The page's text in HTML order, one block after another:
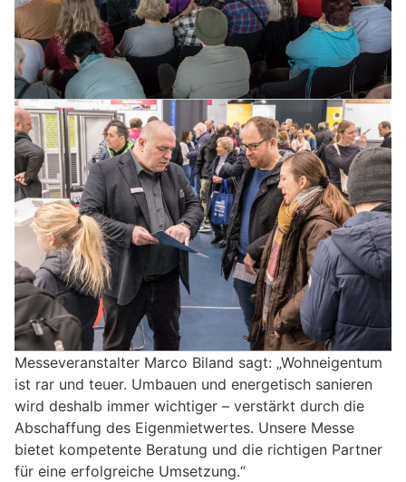
Messeveranstalter Marco Biland sagt: „Wohneigentum
ist rar und teuer. Umbauen und energetisch sanieren
wird deshalb immer wichtiger – verstärkt durch die
Abschaffung des Eigenmietwertes. Unsere Messe
bietet kompetente Beratung und die richtigen Partner
für eine erfolgreiche Umsetzung.“